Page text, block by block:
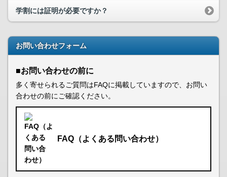
学割には証明が必要ですか？
お問い合わせフォーム
■お問い合わせの前に
多く寄せられるご質問はFAQに掲載していますので、お問い
合わせの前にご確認ください。
FAQ（よくある問い合わせ）